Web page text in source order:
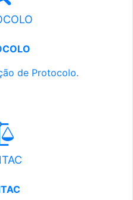
de Protocolo.